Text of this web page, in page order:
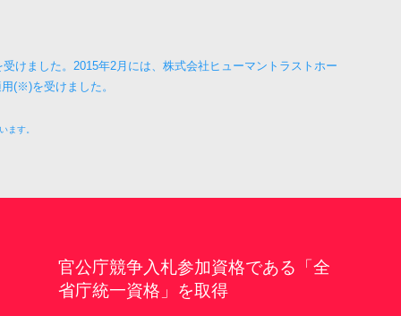
受けました。2015年2月には、 株式会社ヒューマントラストホー
用(※)を受けました。
ます。
官公庁競争入札参加資格である「全
省庁統一資格」を取得